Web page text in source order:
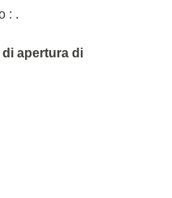
: .
di apertura di